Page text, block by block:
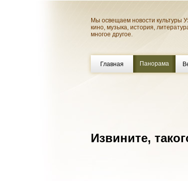
Мы освещаем новости культуры
кино, музыка, история,
многое другое.
Главная Панорама
Извините,